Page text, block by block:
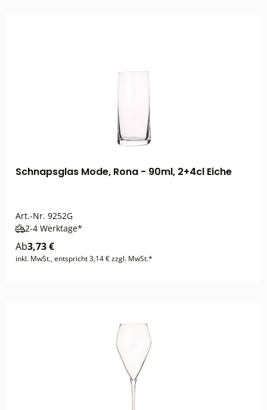
Schnapsglas Mode, Rona - 90ml, 2+4cl Eiche
Art.-Nr. 9252G
2-4 Werktage*
Ab3,73 €
inkl. MwSt., entspricht 3,14 € zzgl. MwSt.*